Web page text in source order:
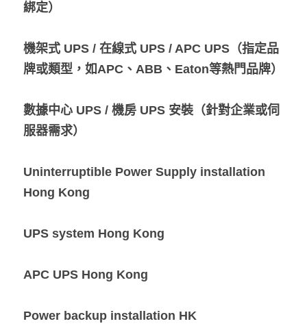
綁定）
機架式 UPS / 在線式 UPS / APC UPS（指定品
牌或類型，如APC、ABB、Eaton等熱門品牌）
數據中心 UPS / 機房 UPS 安裝（針對企業或伺
服器需求）
Uninterruptible Power Supply installation
Hong Kong
UPS system Hong Kong
APC UPS Hong Kong
Power backup installation HK